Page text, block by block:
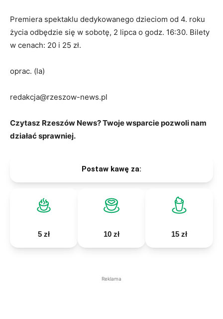
Premiera spektaklu dedykowanego dzieciom od 4. roku
życia odbędzie się w sobotę, 2 lipca o godz. 16:30. Bilety
w cenach: 20 i 25 zł.
oprac. (la)
redakcja@rzeszow-news.pl
Czytasz Rzeszów News? Twoje wsparcie pozwoli nam
działać sprawniej.
Postaw kawę za:
5 zł 10 zł 15 zł
Reklama